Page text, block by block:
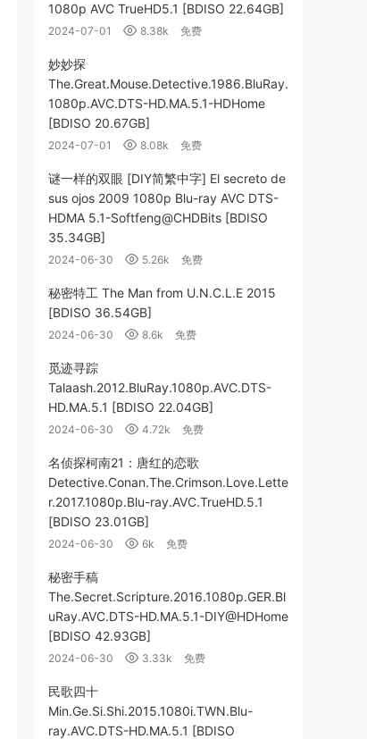
1080p AVC TrueHD5.1 [BDISO 22.64GB]
2024-07-01 8.38k 免费
妙妙探
The.Great.Mouse.Detective.1986.BluRay.
1080p.AVC.DTS-HD.MA.5.1-HDHome
[BDISO 20.67GB]
2024-07-01 8.08k 免费
谜一样的双眼 [DIY简繁中字] El secreto de
sus ojos 2009 1080p Blu-ray AVC DTS-
HDMA 5.1-Softfeng@CHDBits [BDISO
35.34GB]
2024-06-30 5.26k 免费
秘密特工 The Man from U.N.C.L.E 2015
[BDISO 36.54GB]
2024-06-30 8.6k 免费
觅迹寻踪
Talaash.2012.BluRay.1080p.AVC.DTS-
HD.MA.5.1 [BDISO 22.04GB]
2024-06-30 4.72k 免费
名侦探柯南21：唐红的恋歌
Detective.Conan.The.Crimson.Love.Lette
r.2017.1080p.Blu-ray.AVC.TrueHD.5.1
[BDISO 23.01GB]
2024-06-30 6k 免费
秘密手稿
The.Secret.Scripture.2016.1080p.GER.Bl
uRay.AVC.DTS-HD.MA.5.1-DIY@HDHome
[BDISO 42.93GB]
2024-06-30 3.33k 免费
民歌四十
Min.Ge.Si.Shi.2015.1080i.TWN.Blu-
ray.AVC.DTS-HD.MA.5.1 [BDISO